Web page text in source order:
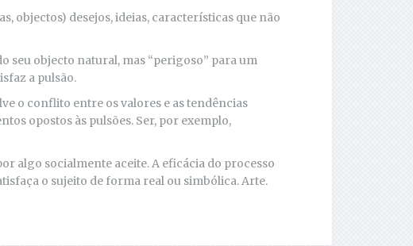
objectos) desejos, ideias, características que não
seu objecto natural, mas “perigoso” para um
a pulsão.
o conflito entre os valores e as tendências
opostos às pulsões. Ser, por exemplo,
algo socialmente aceite. A eficácia do processo
o sujeito de forma real ou simbólica. Arte.